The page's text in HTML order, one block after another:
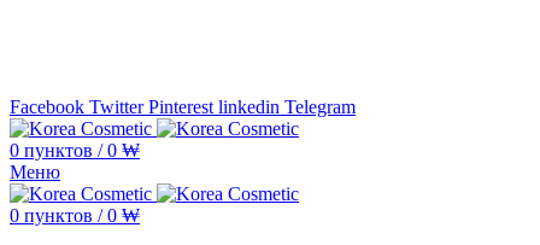
Facebook Twitter Pinterest linkedin Telegram
0 пунктов / 0 ₩
Меню
0 пунктов / 0 ₩